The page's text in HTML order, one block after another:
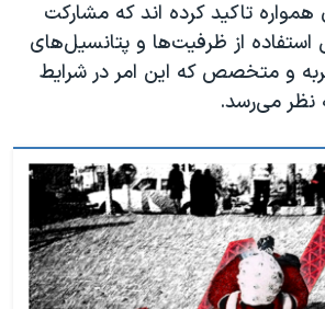
همواره تاکید کرده اند که مشارکت
استفاده از ظرفیت‌ها و پتانسیل‌های
و متخصص که این امر در شرایط
نظر می‌رسد.